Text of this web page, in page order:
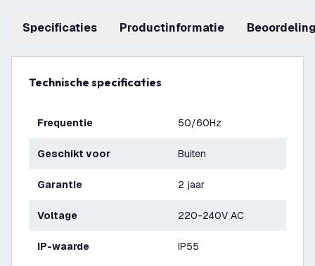
Specificaties productinformatie
Technische specificaties
Frequentie 50/60Hz
Geschikt voor Buiten
Garantie 2 jaar
Voltage 220-240V AC
IP-waarde IP55